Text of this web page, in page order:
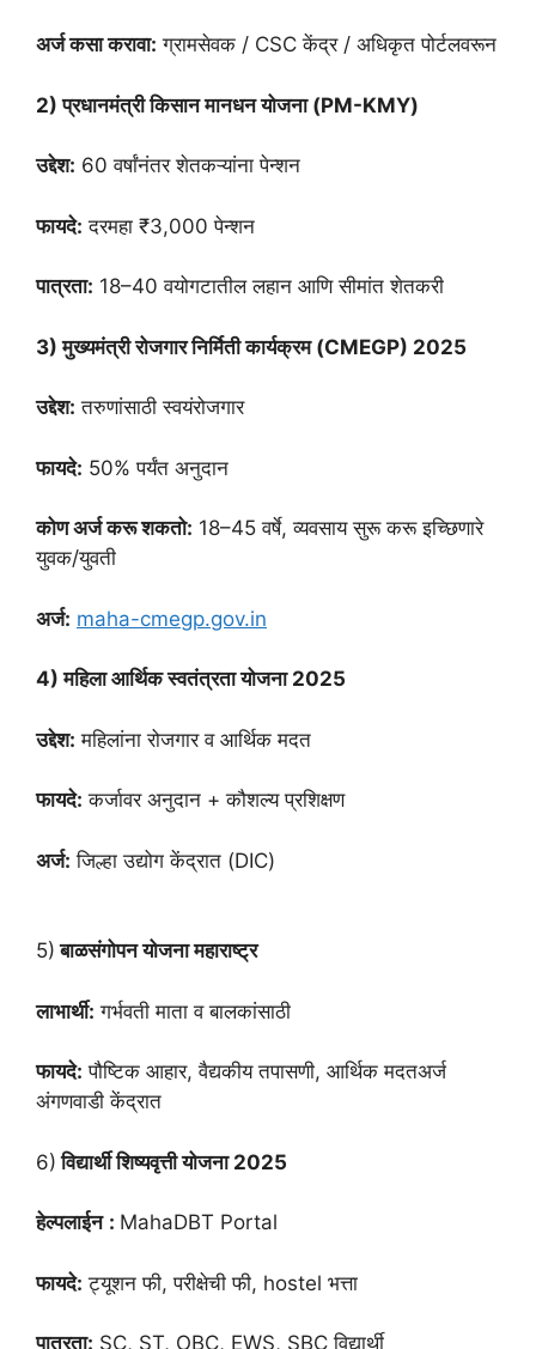
अर्ज कसा करावा: ग्रामसेवक / CSC केंद्र / अधिकृत पोर्टलवरून
2) प्रधानमंत्री किसान मानधन योजना (PM-KMY)
उद्देश: 60 वर्षांनंतर शेतकऱ्यांना पेन्शन
फायदे: दरमहा ₹3,000 पेन्शन
पात्रता: 18–40 वयोगटातील लहान आणि सीमांत शेतकरी
3) मुख्यमंत्री रोजगार निर्मिती कार्यक्रम (CMEGP) 2025
उद्देश: तरुणांसाठी स्वयंरोजगार
फायदे: 50% पर्यंत अनुदान
कोण अर्ज करू शकतो: 18–45 वर्षे, व्यवसाय सुरू करू इच्छिणारे
युवक/युवती
अर्ज: maha-cmegp.gov.in
4) महिला आर्थिक स्वतंत्रता योजना 2025
उद्देश: महिलांना रोजगार व आर्थिक मदत
फायदे: कर्जावर अनुदान + कौशल्य प्रशिक्षण
अर्ज: जिल्हा उद्योग केंद्रात (DIC)
5) बाळसंगोपन योजना महाराष्ट्र
लाभार्थी: गर्भवती माता व बालकांसाठी
फायदे: पौष्टिक आहार, वैद्यकीय तपासणी, आर्थिक मदतअर्ज
अंगणवाडी केंद्रात
6) विद्यार्थी शिष्यवृत्ती योजना 2025
हेल्पलाईन : MahaDBT Portal
फायदे: ट्यूशन फी, परीक्षेची फी, hostel भत्ता
पात्रता: SC, ST, OBC, EWS, SBC विद्यार्थी